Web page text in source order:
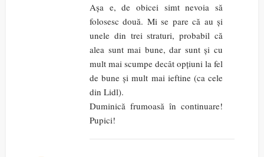
Așa e, de obicei simt nevoia să
folosesc două. Mi se pare că au și
unele din trei straturi, probabil că
alea sunt mai bune, dar sunt și cu
mult mai scumpe decât opțiuni la fel
de bune și mult mai ieftine (ca cele
din Lidl).
Duminică frumoasă în continuare!
Pupici!